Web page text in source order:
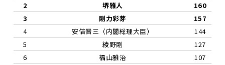
2
堺雅人
160
3
剛力彩芽
157
4
安倍晋三（内閣総理大臣）
144
5
綾野剛
127
6
福山雅治
107